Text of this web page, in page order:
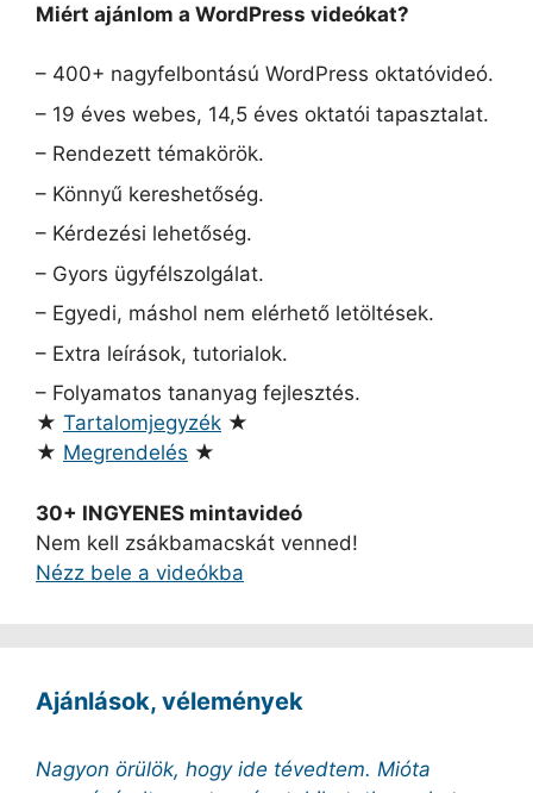
Miért ajánlom a WordPress videókat?
– 400+ nagyfelbontású WordPress oktatóvideó.
– 19 éves webes, 14,5 éves oktatói tapasztalat.
– Rendezett témakörök.
– Könnyű kereshetőség.
– Kérdezési lehetőség.
– Gyors ügyfélszolgálat.
– Egyedi, máshol nem elérhető letöltések.
– Extra leírások, tutorialok.
– Folyamatos tananyag fejlesztés.
★ Tartalomjegyzék ★
★ Megrendelés ★
30+ INGYENES mintavideó
Nem kell zsákbamacskát venned!
Nézz bele a videókba
Ajánlások, vélemények
Nagyon örülök, hogy ide tévedtem. Mióta